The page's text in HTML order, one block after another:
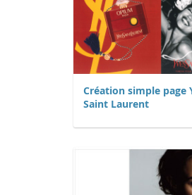
Création simple page
Saint Laurent